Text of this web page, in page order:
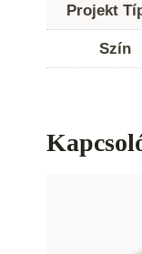
Projekt
Szín